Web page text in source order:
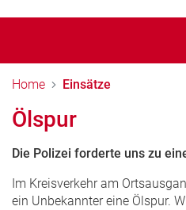
Home Einsätze
Ölspur
Die Polizei forderte uns zu
Im Kreisverkehr am
ein Unbekannter eine Ölspur.